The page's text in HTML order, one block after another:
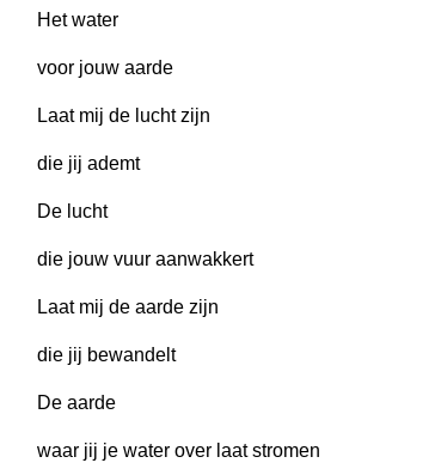
Het water
voor jouw aarde
Laat mij de lucht zijn
die jij ademt
De lucht
die jouw vuur aanwakkert
Laat mij de aarde zijn
die jij bewandelt
De aarde
waar jij je water over laat stromen